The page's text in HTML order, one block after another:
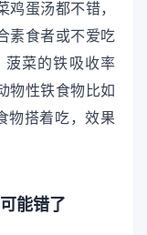
鸡蛋汤都不错，
素食者或不爱吃
菠菜的铁吸收率
物性铁食物比如
物搭着吃，效果
能错了